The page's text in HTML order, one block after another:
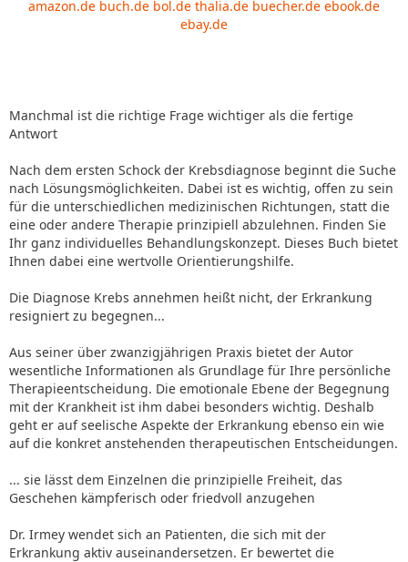
amazon.de buch.de bol.de thalia.de buecher.de ebook.de
ebay.de
Manchmal ist die richtige Frage wichtiger als die fertige
Antwort
Nach dem ersten Schock der Krebsdiagnose beginnt die Suche
nach Lösungsmöglichkeiten. Dabei ist es wichtig, offen zu sein
für die unterschiedlichen medizinischen Richtungen, statt die
eine oder andere Therapie prinzipiell abzulehnen. Finden Sie
Ihr ganz individuelles Behandlungskonzept. Dieses Buch bietet
Ihnen dabei eine wertvolle Orientierungshilfe.
Die Diagnose Krebs annehmen heißt nicht, der Erkrankung
resigniert zu begegnen...
Aus seiner über zwanzigjährigen Praxis bietet der Autor
wesentliche Informationen als Grundlage für Ihre persönliche
Therapieentscheidung. Die emotionale Ebene der Begegnung
mit der Krankheit ist ihm dabei besonders wichtig. Deshalb
geht er auf seelische Aspekte der Erkrankung ebenso ein wie
auf die konkret anstehenden therapeutischen Entscheidungen.
... sie lässt dem Einzelnen die prinzipielle Freiheit, das
Geschehen kämpferisch oder friedvoll anzugehen
Dr. Irmey wendet sich an Patienten, die sich mit der
Erkrankung aktiv auseinandersetzen. Er bewertet die